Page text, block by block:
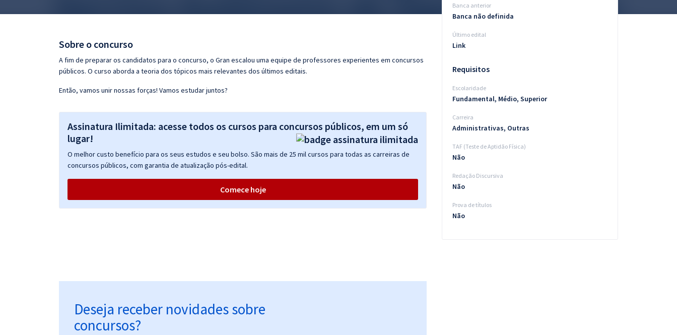
Conteúdo gratuito
Sobre o concurso
A fim de preparar os candidatos para o concurso, o Gran escalou uma equipe de professores experientes em concursos
públicos. O curso aborda a teoria dos tópicos mais relevantes dos últimos editais.
Então, vamos unir nossas forças! Vamos estudar juntos?
Assinatura Ilimitada: acesse todos os cursos para concursos públicos, em um só
lugar!
O melhor custo benefício para os seus estudos e seu bolso. São mais de 25 mil cursos para todas as carreiras de
concursos públicos, com garantia de atualização pós-edital.
Comece hoje
Deseja receber novidades sobre
concursos?
Banca anterior
Banca não definida
Último edital
Link
Requisitos
Escolaridade
Fundamental, Médio, Superior
Carreira
Administrativas, Outras
TAF (Teste de Aptidão Física)
Não
Redação Discursiva
Não
Prova de títulos
Não